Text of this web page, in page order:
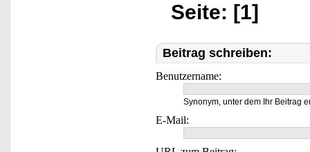
Seite: [1]
Beitrag schreiben:
Benutzername:
Synonym, unter dem Ihr Beitrag
E-Mail: